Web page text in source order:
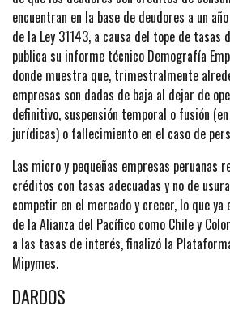
encuentran en la base de deudores a un
de la Ley 31143, a causa del tope de tasas
publica su informe técnico Demografía
donde muestra que, trimestralmente
empresas son dadas de baja al dejar de
definitivo, suspensión temporal o fusión
jurídicas) o fallecimiento en el caso de
Las micro y pequeñas empresas peruanas
créditos con tasas adecuadas y no de
competir en el mercado y crecer, lo que ya
de la Alianza del Pacífico como Chile y
a las tasas de interés, finalizó la
Mipymes.
DARDOS